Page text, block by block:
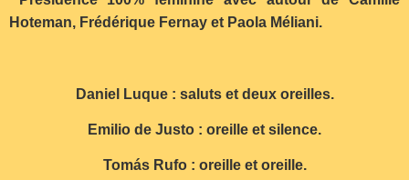
Hoteman, Frédérique Fernay et Paola Méliani.
Daniel Luque : saluts et deux oreilles.
Emilio de Justo : oreille et silence.
Tomás Rufo : oreille et oreille.